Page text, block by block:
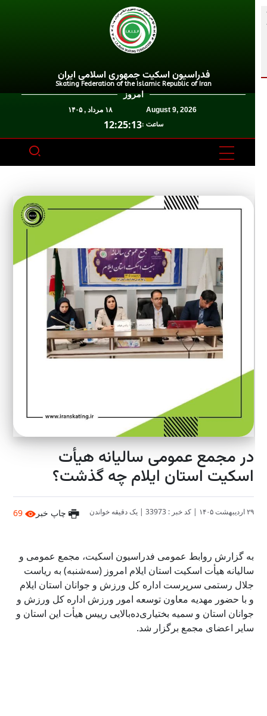
فدراسیون اسکیت جمهوری اسلامی ایران
Skating Federation of the Islamic Republic of Iran
امروز
August 9, 2026
ساعت :12:25:13
در مجمع عمومی سالیانه هیأت
اسکیت استان ایلام چه گذشت؟
|کد خبر : 33973 |یک دقیقه خواندن چاپ خبر 69
به گزارش روابط عمومی فدراسیون اسکیت، مجمع عمومی و
سالیانه هیأت اسکیت استان ایلام امروز (سه‌شنبه) به ریاست
جلال رستمی سرپرست اداره کل ورزش و جوانان استان ایلام
و با حضور مهدیه معاون توسعه امور ورزش اداره کل ورزش و
جوانان استان و سمیه بختیاری‌ده‌بالایی رییس هیأت این استان و
سایر اعضای مجمع برگزار شد.